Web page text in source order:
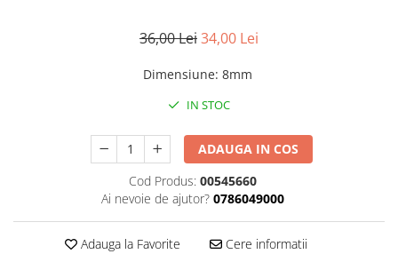
Burghie pentru metal cu cobalt
Burghie pentru metal in trepte -
Burghie pentru metal lungi
Dalti, spit-uri SDS+ si SDS MAX
36,00 Lei34,00 Lei
Dimensiune: 8mm
IN STOC
ADAUGA IN COS
Cod Produs: 00545660
Ai nevoie de ajutor? 0786049000
Adauga la Favorite Cere informatii